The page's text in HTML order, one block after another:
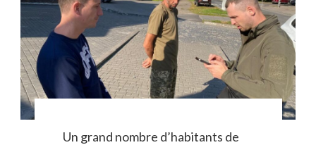
Un grand nombre d’habitants de